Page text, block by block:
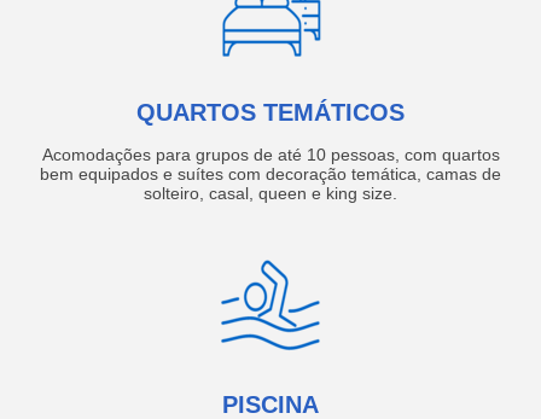
QUARTOS TEMÁTICOS
Acomodações para grupos de até 10 pessoas, com quartos
bem equipados e suítes com decoração temática, camas de
solteiro, casal, queen e king size.
PISCINA